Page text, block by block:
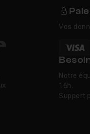
Vos
Notre
16h.
Support